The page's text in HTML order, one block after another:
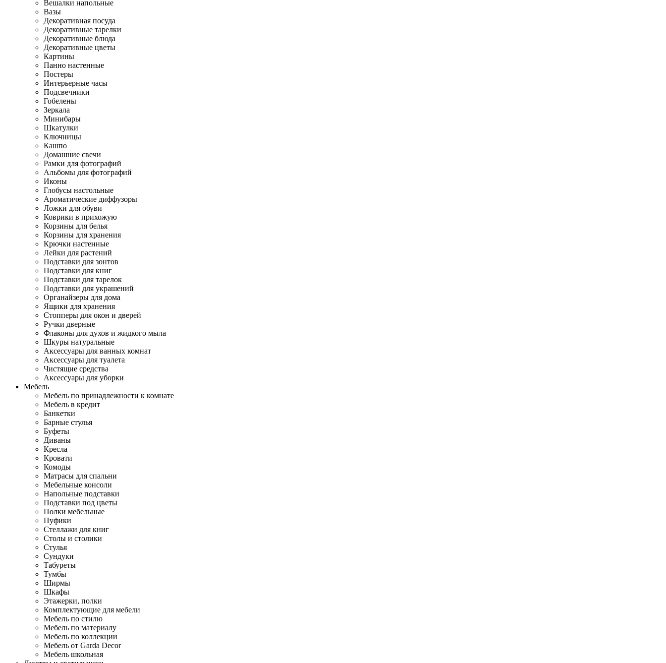
Вешалки напольные
Вазы
Декоративная посуда
Декоративные тарелки
Декоративные блюда
Декоративные цветы
Картины
Панно настенные
Постеры
Интерьерные часы
Подсвечники
Гобелены
Зеркала
Минибары
Шкатулки
Ключницы
Кашпо
Домашние свечи
Рамки для фотографий
Альбомы для фотографий
Иконы
Глобусы настольные
Ароматические диффузоры
Ложки для обуви
Коврики в прихожую
Корзины для белья
Корзины для хранения
Крючки настенные
Лейки для растений
Подставки для зонтов
Подставки для книг
Подставки для тарелок
Подставки для украшений
Органайзеры для дома
Ящики для хранения
Стопперы для окон и дверей
Ручки дверные
Флаконы для духов и жидкого мыла
Шкуры натуральные
Аксессуары для ванных комнат
Аксессуары для туалета
Чистящие средства
Аксессуары для уборки
Мебель
Мебель по принадлежности к комнате
Мебель в кредит
Банкетки
Барные стулья
Буфеты
Диваны
Кресла
Кровати
Комоды
Матрасы для спальни
Мебельные консоли
Напольные подставки
Подставки под цветы
Полки мебельные
Пуфики
Стеллажи для книг
Столы и столики
Стулья
Сундуки
Табуреты
Тумбы
Ширмы
Шкафы
Этажерки, полки
Комплектующие для мебели
Мебель по стилю
Мебель по материалу
Мебель по коллекции
Мебель от Garda Decor
Мебель школьная